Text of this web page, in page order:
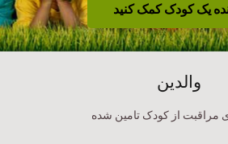
یک کودک کمک کنید
والدین
مراقبت از کودک تامین شده